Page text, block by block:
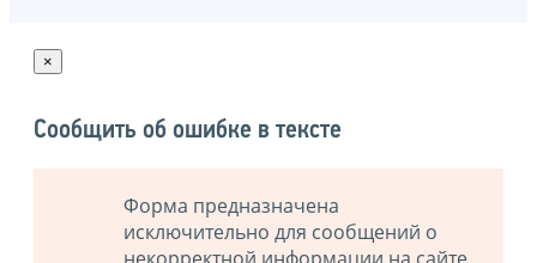
×
Сообщить об ошибке в тексте
Форма предназначена
исключительно для сообщений о